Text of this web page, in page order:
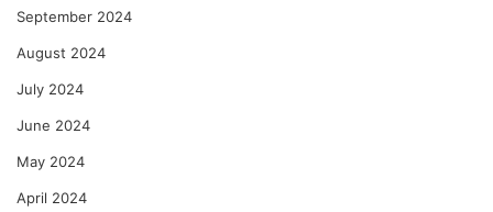
September 2024
August 2024
July 2024
June 2024
May 2024
April 2024